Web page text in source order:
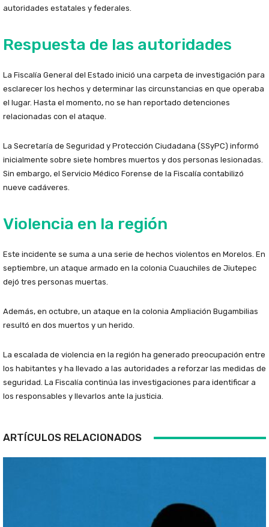
autoridades estatales y federales.
Respuesta de las autoridades
La Fiscalía General del Estado inició una carpeta de investigación para
esclarecer los hechos y determinar las circunstancias en que operaba
el lugar. Hasta el momento, no se han reportado detenciones
relacionadas con el ataque.
La Secretaría de Seguridad y Protección Ciudadana (SSyPC) informó
inicialmente sobre siete hombres muertos y dos personas lesionadas.
Sin embargo, el Servicio Médico Forense de la Fiscalía contabilizó
nueve cadáveres.
Violencia en la región
Este incidente se suma a una serie de hechos violentos en Morelos. En
septiembre, un ataque armado en la colonia Cuauchiles de Jiutepec
dejó tres personas muertas.
Además, en octubre, un ataque en la colonia Ampliación Bugambilias
resultó en dos muertos y un herido.
La escalada de violencia en la región ha generado preocupación entre
los habitantes y ha llevado a las autoridades a reforzar las medidas de
seguridad. La Fiscalía continúa las investigaciones para identificar a
los responsables y llevarlos ante la justicia.
ARTÍCULOS RELACIONADOS